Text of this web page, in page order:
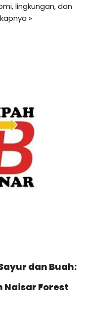
lingkungan, dan
»
dan Buah:
Naisar Forest